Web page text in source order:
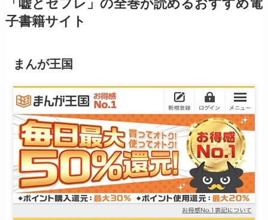
「嘘とセフレ」の全巻が読めるおすすめ電
子書籍サイト
まんが王国